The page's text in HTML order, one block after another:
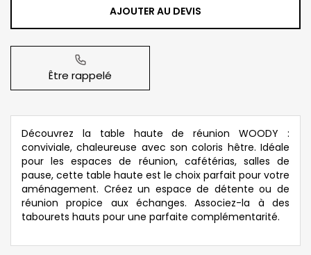
AJOUTER AU DEVIS
Être rappelé
Découvrez la table haute de réunion WOODY :
conviviale, chaleureuse avec son coloris hêtre. Idéale
pour les espaces de réunion, cafétérias, salles de
pause, cette table haute est le choix parfait pour votre
aménagement. Créez un espace de détente ou de
réunion propice aux échanges. Associez-la à des
tabourets hauts pour une parfaite complémentarité.